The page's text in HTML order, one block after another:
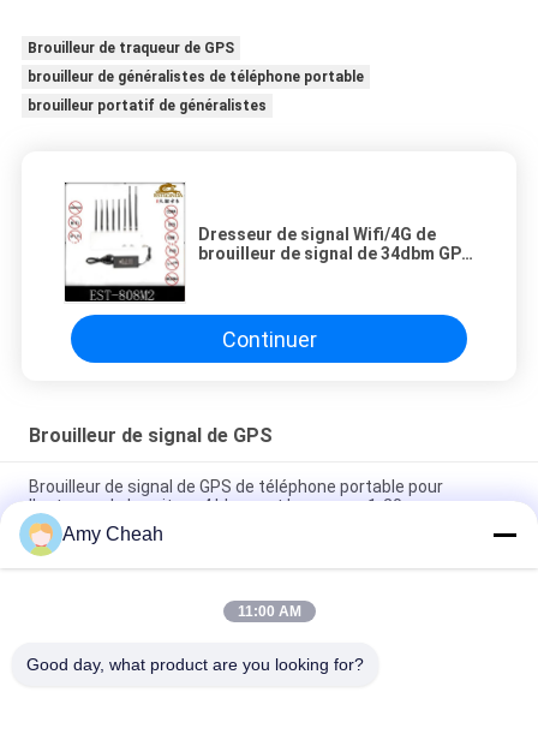
Brouilleur de traqueur de GPS
brouilleur de généralistes de téléphone portable
brouilleur portatif de généralistes
Dresseur de signal Wifi/4G de
brouilleur de signal de 34dbm GPS
Continuer
Brouilleur de signal de GPS
Brouilleur de signal de GPS de téléphone portable pour
l'antenne de la voiture 4 bloquant la gamme 1-20m
dresseur du brouilleur 1500MHZ de signal de 800mW 30dBm
GPS, brouilleur de généralistes
Brouilleur de signal de Wifi GPS de 5 canaux, brouilleur mobile
Amy Cheah
11:00 AM
Good day, what product are you looking for?